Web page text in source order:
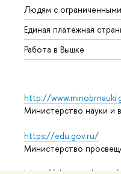
Людям с
Единая платежная
Работа в Вышке
http://
Министерство науки и
https://edu.gov.ru/
Министерство